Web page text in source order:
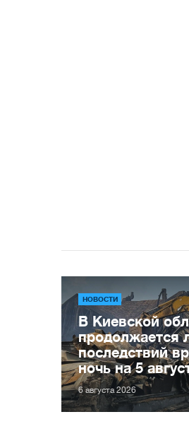
НОВОСТИ
В Киевской
продолжается
последствий
ночь на 5
6 августа 2026